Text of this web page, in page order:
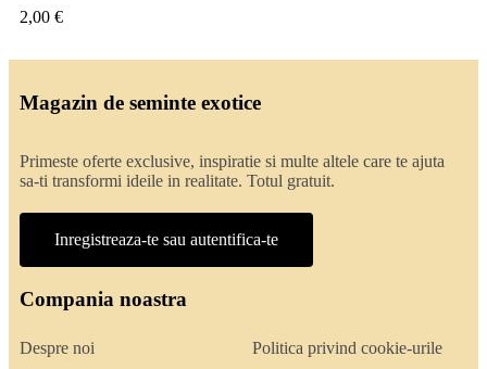
2,00 €
Magazin de seminte exotice
Primeste oferte exclusive, inspiratie si multe altele care te ajuta
sa-ti transformi ideile in realitate. Totul gratuit.
Inregistreaza-te sau autentifica-te
Compania noastra
Despre noi
Politica privind cookie-urile